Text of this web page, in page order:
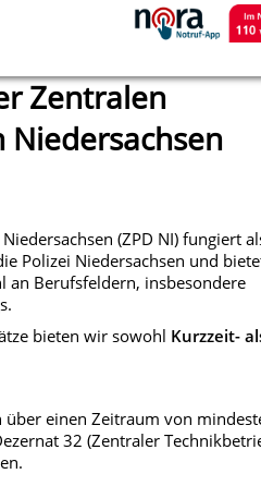
Zentralen
(ZPD NI) fungiert
Polizei Niedersachsen und
an Berufsfeldern, insbesondere
bieten wir sowohl Kurzzeit-
über einen Zeitraum von
32 (Zentraler